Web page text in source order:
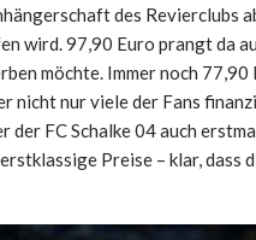
des Revierclubs
wird. 97,90 Euro prangt da
möchte. Immer noch
nicht nur viele der Fans
der FC Schalke 04 auch
Preise – klar, dass